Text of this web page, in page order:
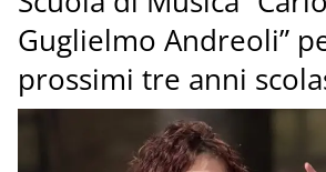
Guglielmo Andreoli”
prossimi tre anni